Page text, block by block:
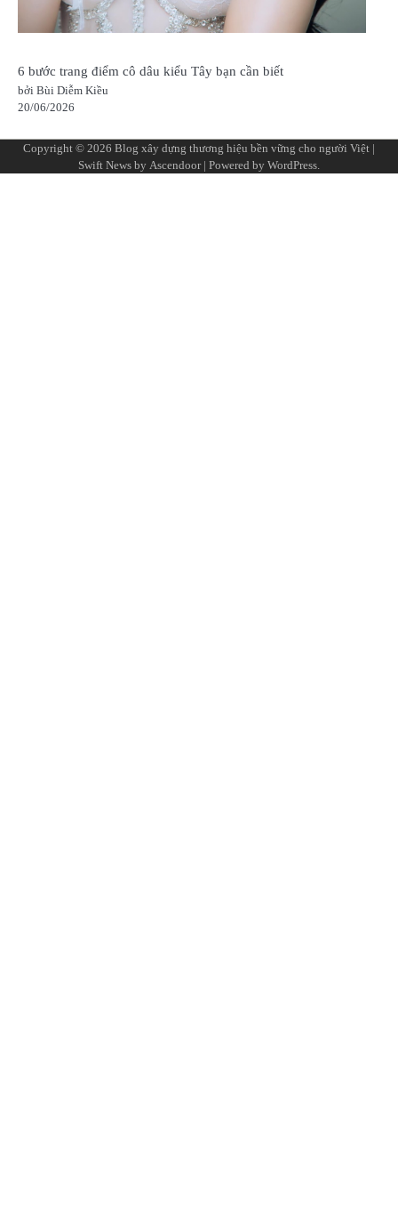
6 bước trang điểm cô dâu kiểu Tây bạn cần biết
bởi Bùi Diễm Kiều
20/06/2026
Copyright © 2026 Blog xây dựng thương hiệu bền vững cho người Việt |
Swift News by Ascendoor| Powered by WordPress